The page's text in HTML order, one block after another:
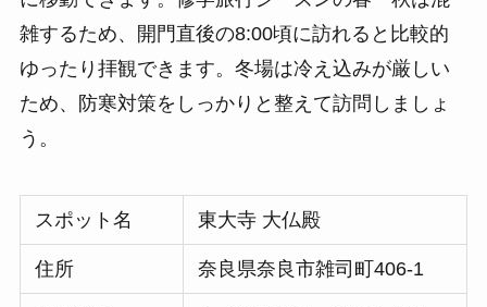
雑するため、開門直後の8:00頃に訪れると比較的
ゆったり拝観できます。冬場は冷え込みが厳しい
ため、防寒対策をしっかりと整えて訪問しましょ
う。
スポット名 東大寺 大仏殿
住所 奈良県奈良市雑司町406-1